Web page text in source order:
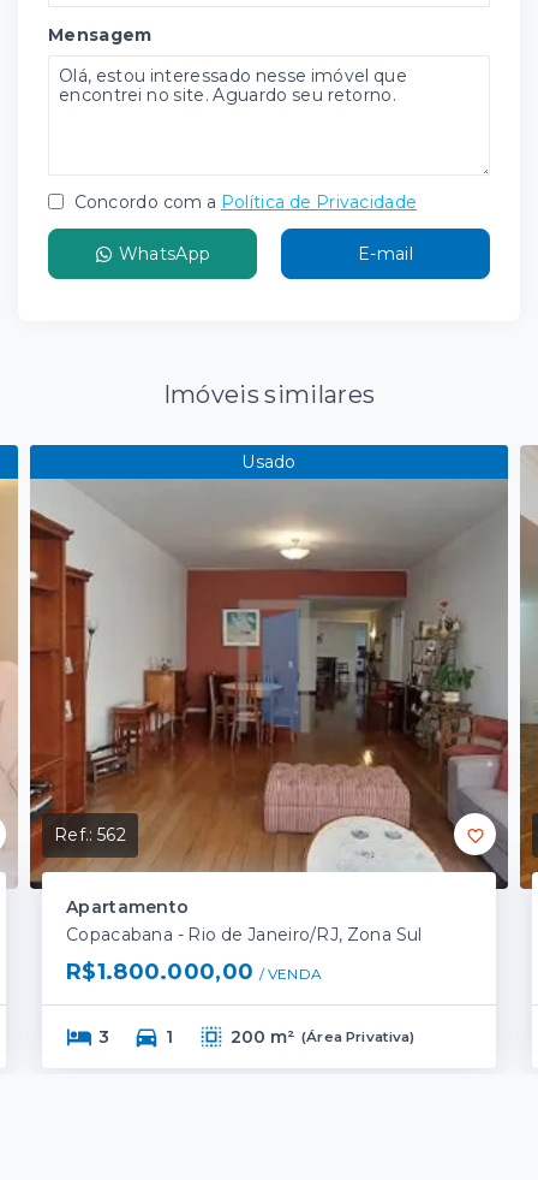
Mensagem
Concordo com a Política de Privacidade
WhatsApp E-mail
Imóveis similares
Usado
Ref.:562
Apartamento
Copacabana - Rio de Janeiro/RJ, Zona Sul
R$1.800.000,00 / VENDA
3 1 200 m² (Área Privativa)